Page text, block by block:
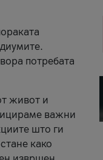
потребата
живот и
важни
што ги
како